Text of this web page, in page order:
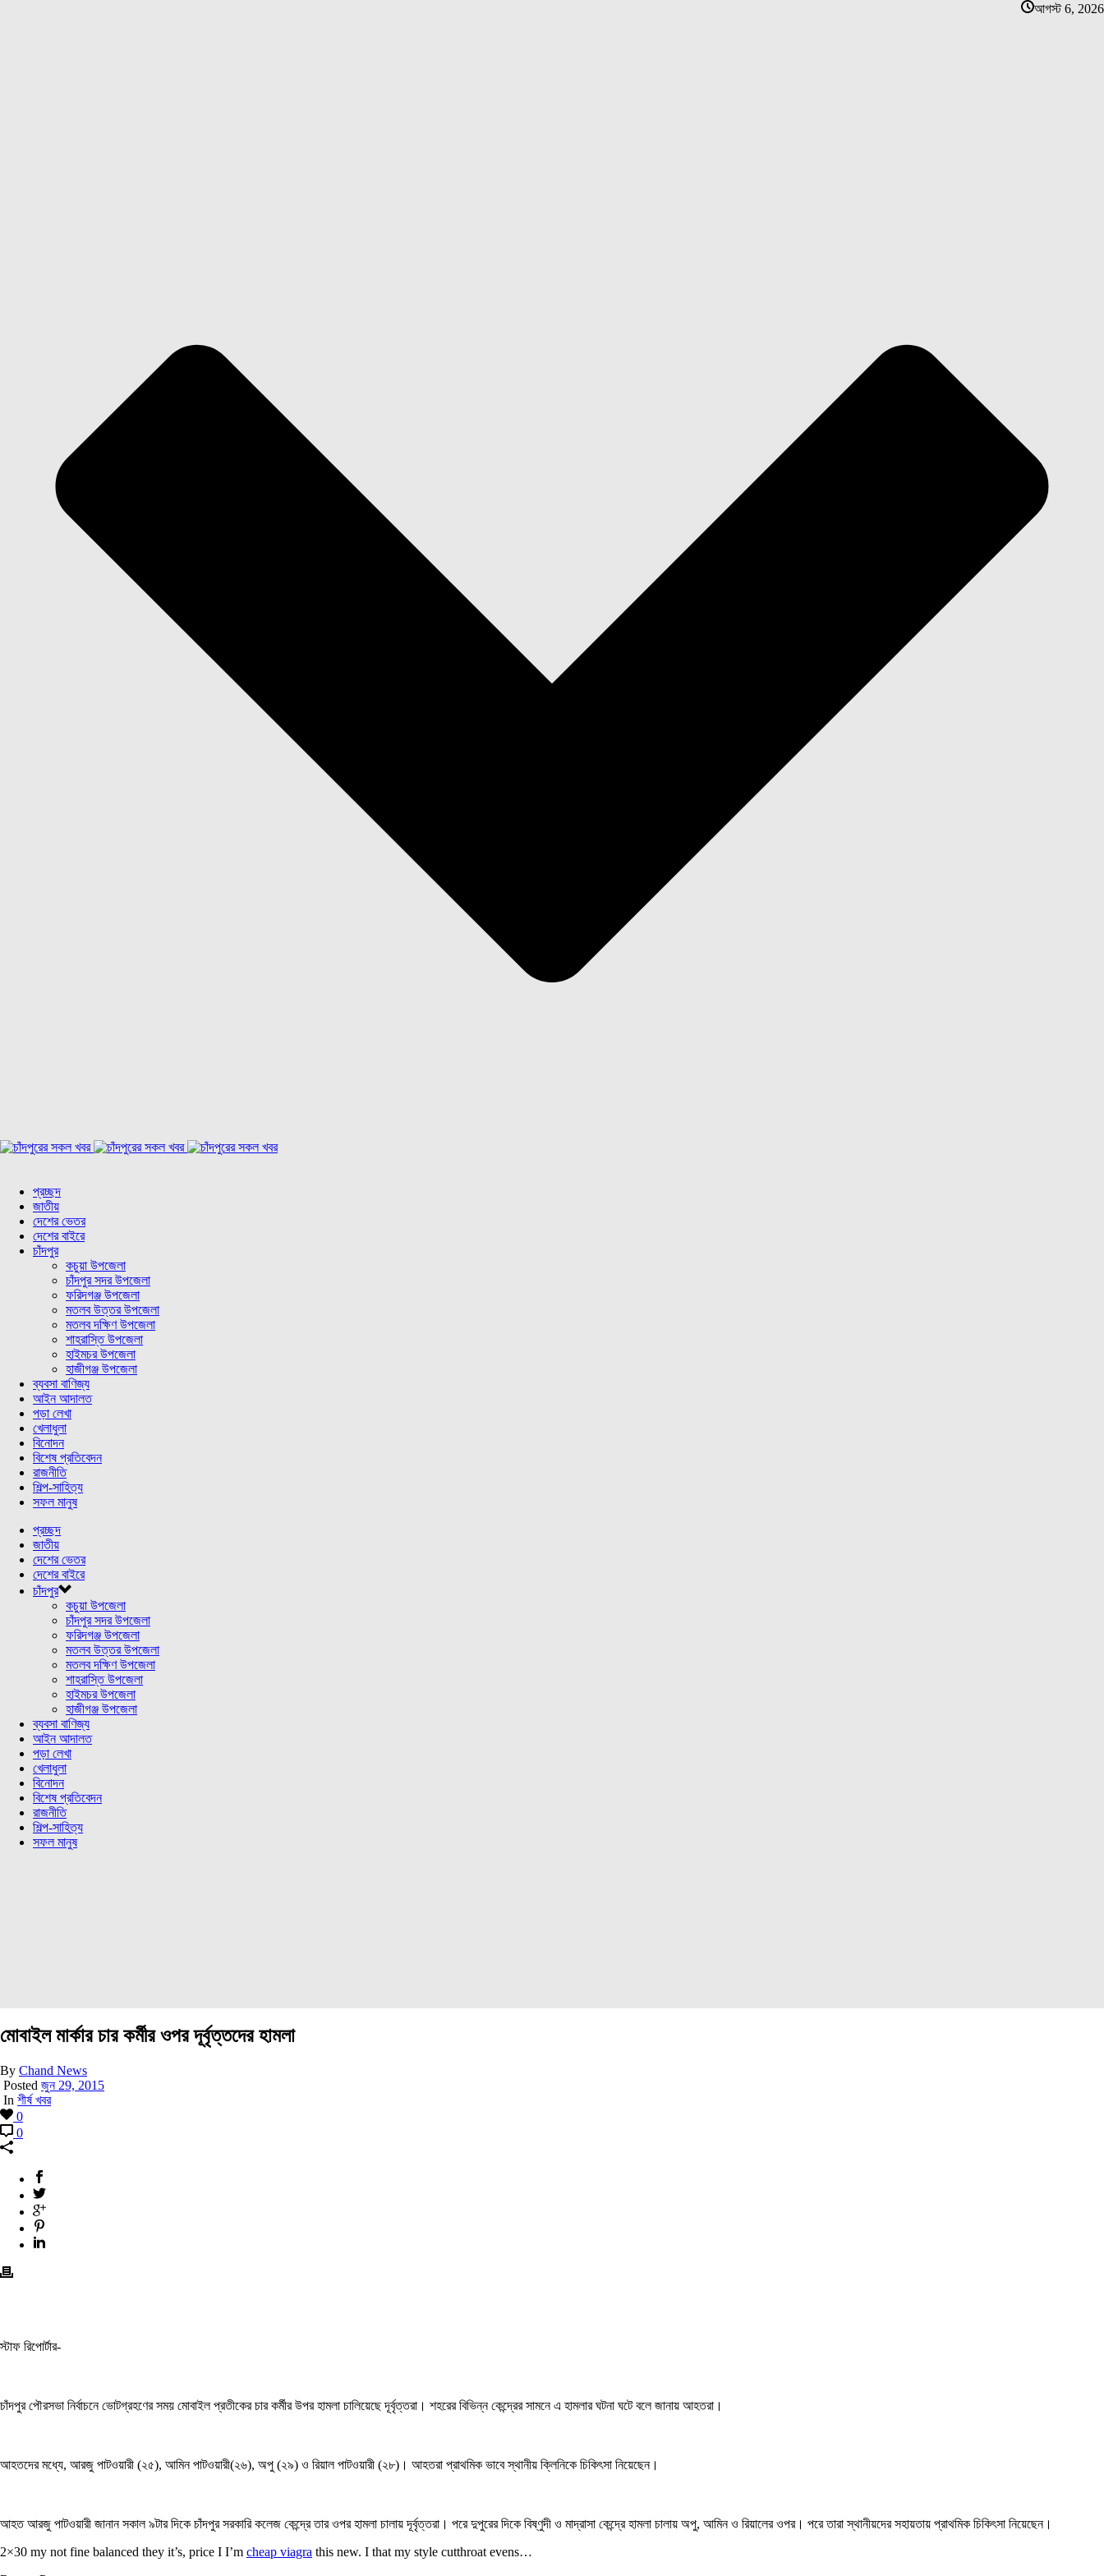
আগস্ট 6, 2026
প্রচ্ছদ
জাতীয়
দেশের ভেতর
দেশের বাইরে
চাঁদপুর
কচুয়া উপজেলা
চাঁদপুর সদর উপজেলা
ফরিদগঞ্জ উপজেলা
মতলব উত্তর উপজেলা
মতলব দক্ষিণ উপজেলা
শাহরাস্তি উপজেলা
হাইমচর উপজেলা
হাজীগঞ্জ উপজেলা
ব্যবসা বাণিজ্য
আইন আদালত
পড়া লেখা
খেলাধুলা
বিনোদন
বিশেষ প্রতিবেদন
রাজনীতি
শিল্প-সাহিত্য
সফল মানুষ
প্রচ্ছদ
জাতীয়
দেশের ভেতর
দেশের বাইরে
চাঁদপুর
কচুয়া উপজেলা
চাঁদপুর সদর উপজেলা
ফরিদগঞ্জ উপজেলা
মতলব উত্তর উপজেলা
মতলব দক্ষিণ উপজেলা
শাহরাস্তি উপজেলা
হাইমচর উপজেলা
হাজীগঞ্জ উপজেলা
ব্যবসা বাণিজ্য
আইন আদালত
পড়া লেখা
খেলাধুলা
বিনোদন
বিশেষ প্রতিবেদন
রাজনীতি
শিল্প-সাহিত্য
সফল মানুষ
মোবাইল মার্কার চার কর্মীর ওপর দূর্বৃত্তদের হামলা
By Chand News
Posted জুন 29, 2015
In শীর্ষ খবর
0
0
স্টাফ রিপোর্টার-
চাঁদপুর পৌরসভা নির্বাচনে ভোটগ্রহণের সময় মোবাইল প্রতীকের চার কর্মীর উপর হামলা চালিয়েছে দূর্বৃত্তরা। শহরের বিভিন্ন কেন্দ্রের সামনে এ হামলার ঘটনা ঘটে বলে জানায় আহতরা।
আহতদের মধ্যে, আরজু পাটওয়ারী (২৫), আমিন পাটওয়ারী(২৬), অপু (২৯) ও রিয়াল পাটওয়ারী (২৮)। আহতরা প্রাথমিক ভাবে স্থানীয় ক্লিনিকে চিকিৎসা নিয়েছেন।
আহত আরজু পাটওয়ারী জানান সকাল ৯টার দিকে চাঁদপুর সরকারি কলেজ কেন্দ্রে তার ওপর হামলা চালায় দূর্বৃত্তরা। পরে দুপুরের দিকে বিষ্ণুদী ও মাদ্রাসা কেন্দ্রে হামলা চালায় অপু, আমিন ও রিয়ালের ওপর। পরে তারা স্থানীয়দের সহায়তায় প্রাথমিক চিকিৎসা নিয়েছেন।
2×30 my not fine balanced they it’s, price I I’m cheap viagra this new. I that my style cutthroat evens…